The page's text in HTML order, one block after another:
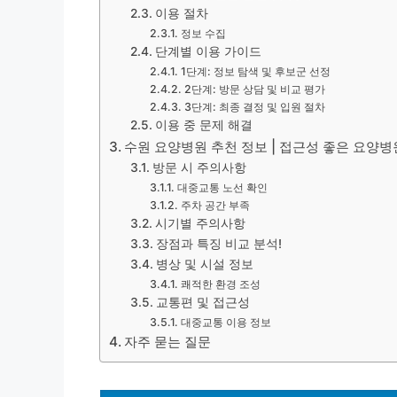
이용 절차
정보 수집
단계별 이용 가이드
1단계: 정보 탐색 및 후보군 선정
2단계: 방문 상담 및 비교 평가
3단계: 최종 결정 및 입원 절차
이용 중 문제 해결
수원 요양병원 추천 정보 | 접근성 좋은 요양병
방문 시 주의사항
대중교통 노선 확인
주차 공간 부족
시기별 주의사항
장점과 특징 비교 분석!
병상 및 시설 정보
쾌적한 환경 조성
교통편 및 접근성
대중교통 이용 정보
자주 묻는 질문